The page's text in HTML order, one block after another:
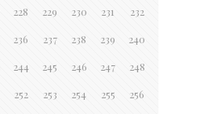
228 229 230 231 232
236 237 238 239 240
244 245 246 247 248
252 253 254 255 256